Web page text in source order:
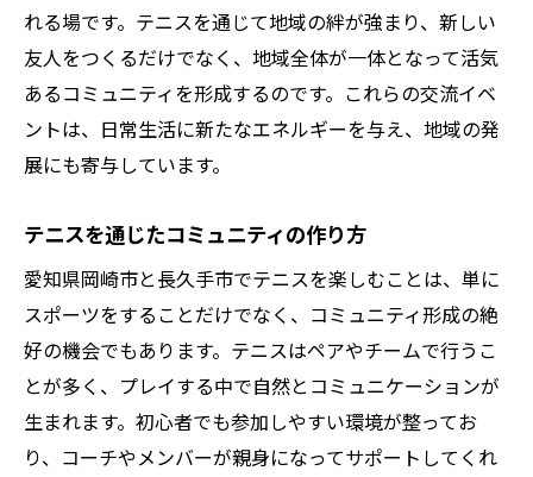
れる場です。テニスを通じて地域の絆が強まり、新しい
友人をつくるだけでなく、地域全体が一体となって活気
あるコミュニティを形成するのです。これらの交流イベ
ントは、日常生活に新たなエネルギーを与え、地域の発
展にも寄与しています。
テニスを通じたコミュニティの作り方
愛知県岡崎市と長久手市でテニスを楽しむことは、単に
スポーツをすることだけでなく、コミュニティ形成の絶
好の機会でもあります。テニスはペアやチームで行うこ
とが多く、プレイする中で自然とコミュニケーションが
生まれます。初心者でも参加しやすい環境が整ってお
り、コーチやメンバーが親身になってサポートしてくれ